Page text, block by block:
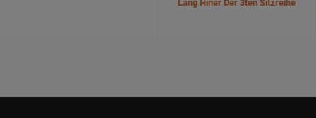
Lang Hiner Der 3ten Sitzreihe